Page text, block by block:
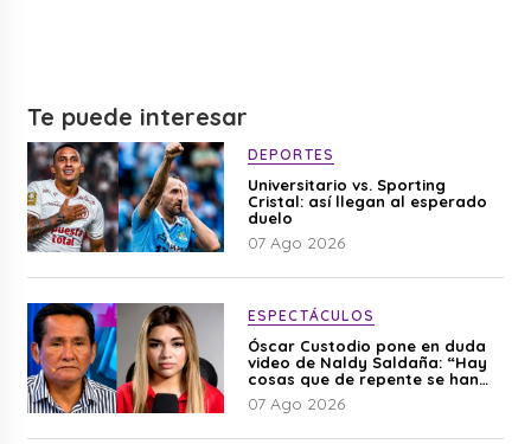
Te puede interesar
DEPORTES
Universitario vs. Sporting
Cristal: así llegan al esperado
duelo
07 Ago 2026
ESPECTÁCULOS
Óscar Custodio pone en duda
video de Naldy Saldaña: “Hay
cosas que de repente se han
editado”
07 Ago 2026